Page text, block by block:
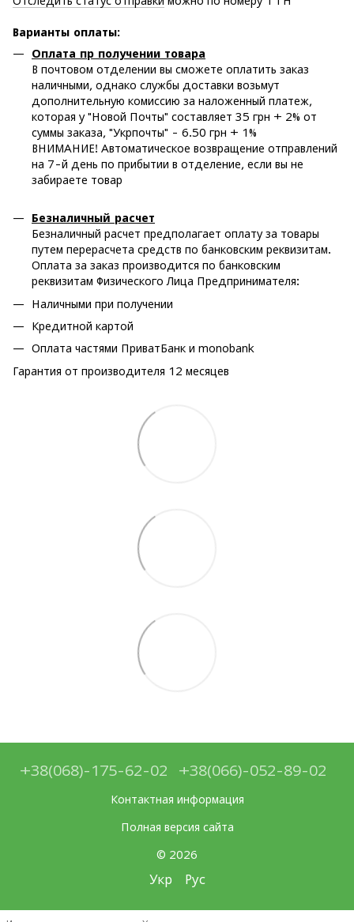
Варианты оплаты:
Оплата пр получении товара
В почтовом отделении вы сможете оплатить заказ
наличными, однако службы доставки возьмут
дополнительную комиссию за наложенный платеж,
которая у "Новой Почты" составляет 35 грн + 2% от
суммы заказа, "Укрпочты" - 6.50 грн + 1%
ВНИМАНИЕ! Автоматическое возвращение отправлений
на 7-й день по прибытии в отделение, если вы не
забираете товар
Безналичный расчет
Безналичный расчет предполагает оплату за товары
путем перерасчета средств по банковским реквизитам.
Оплата за заказ производится по банковским
реквизитам Физического Лица Предпринимателя:
Наличными при получении
Кредитной картой
Оплата частями ПриватБанк и monobank
Гарантия от производителя 12 месяцев
+38(068)-175-62-02 +38(066)-052-89-02
Контактная информация
Полная версия сайта
© 2026
Укр Рус